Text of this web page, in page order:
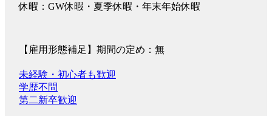
休暇：GW休暇・夏季休暇・年末年始休暇
【雇用形態補足】期間の定め：無
未経験・初心者も歓迎
学歴不問
第二新卒歓迎